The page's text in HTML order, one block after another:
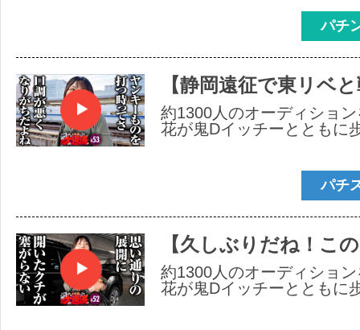
パチ
【静岡遠征で東リベ
約1300人のオーディショ
花が鬼Dイッチーとともに
パチ
【久しぶりだね！こ
約1300人のオーディショ
花が鬼Dイッチーとともに